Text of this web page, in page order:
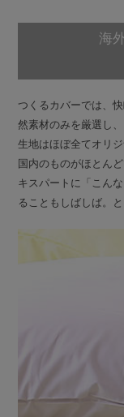
海
つくるカバーでは、
然素材のみを厳選し
生地はほぼ全てオリ
国内のものがほとん
キスパートに「こん
ることもしばしば。